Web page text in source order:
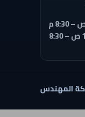
10:00 ص – 8:30